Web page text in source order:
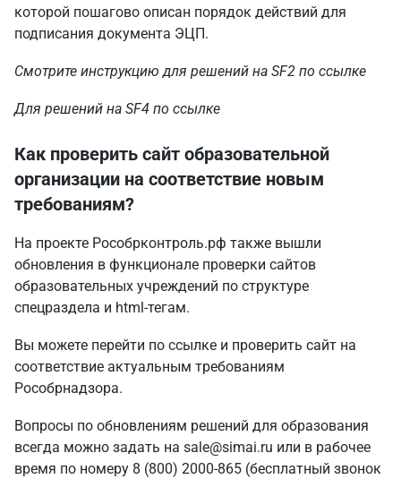
которой пошагово описан порядок действий для
подписания документа ЭЦП.
Смотрите инструкцию для решений на SF2 по ссылке
Для решений на SF4 по ссылке
Как проверить сайт образовательной
организации на соответствие новым
требованиям?
На проекте Рособрконтроль.рф также вышли
обновления в функционале проверки сайтов
образовательных учреждений по структуре
спецраздела и html-тегам.
Вы можете перейти по ссылке и проверить сайт на
соответствие актуальным требованиям
Рособрнадзора.
Вопросы по обновлениям решений для образования
всегда можно задать на sale@simai.ru или в рабочее
время по номеру 8 (800) 2000-865 (бесплатный звонок